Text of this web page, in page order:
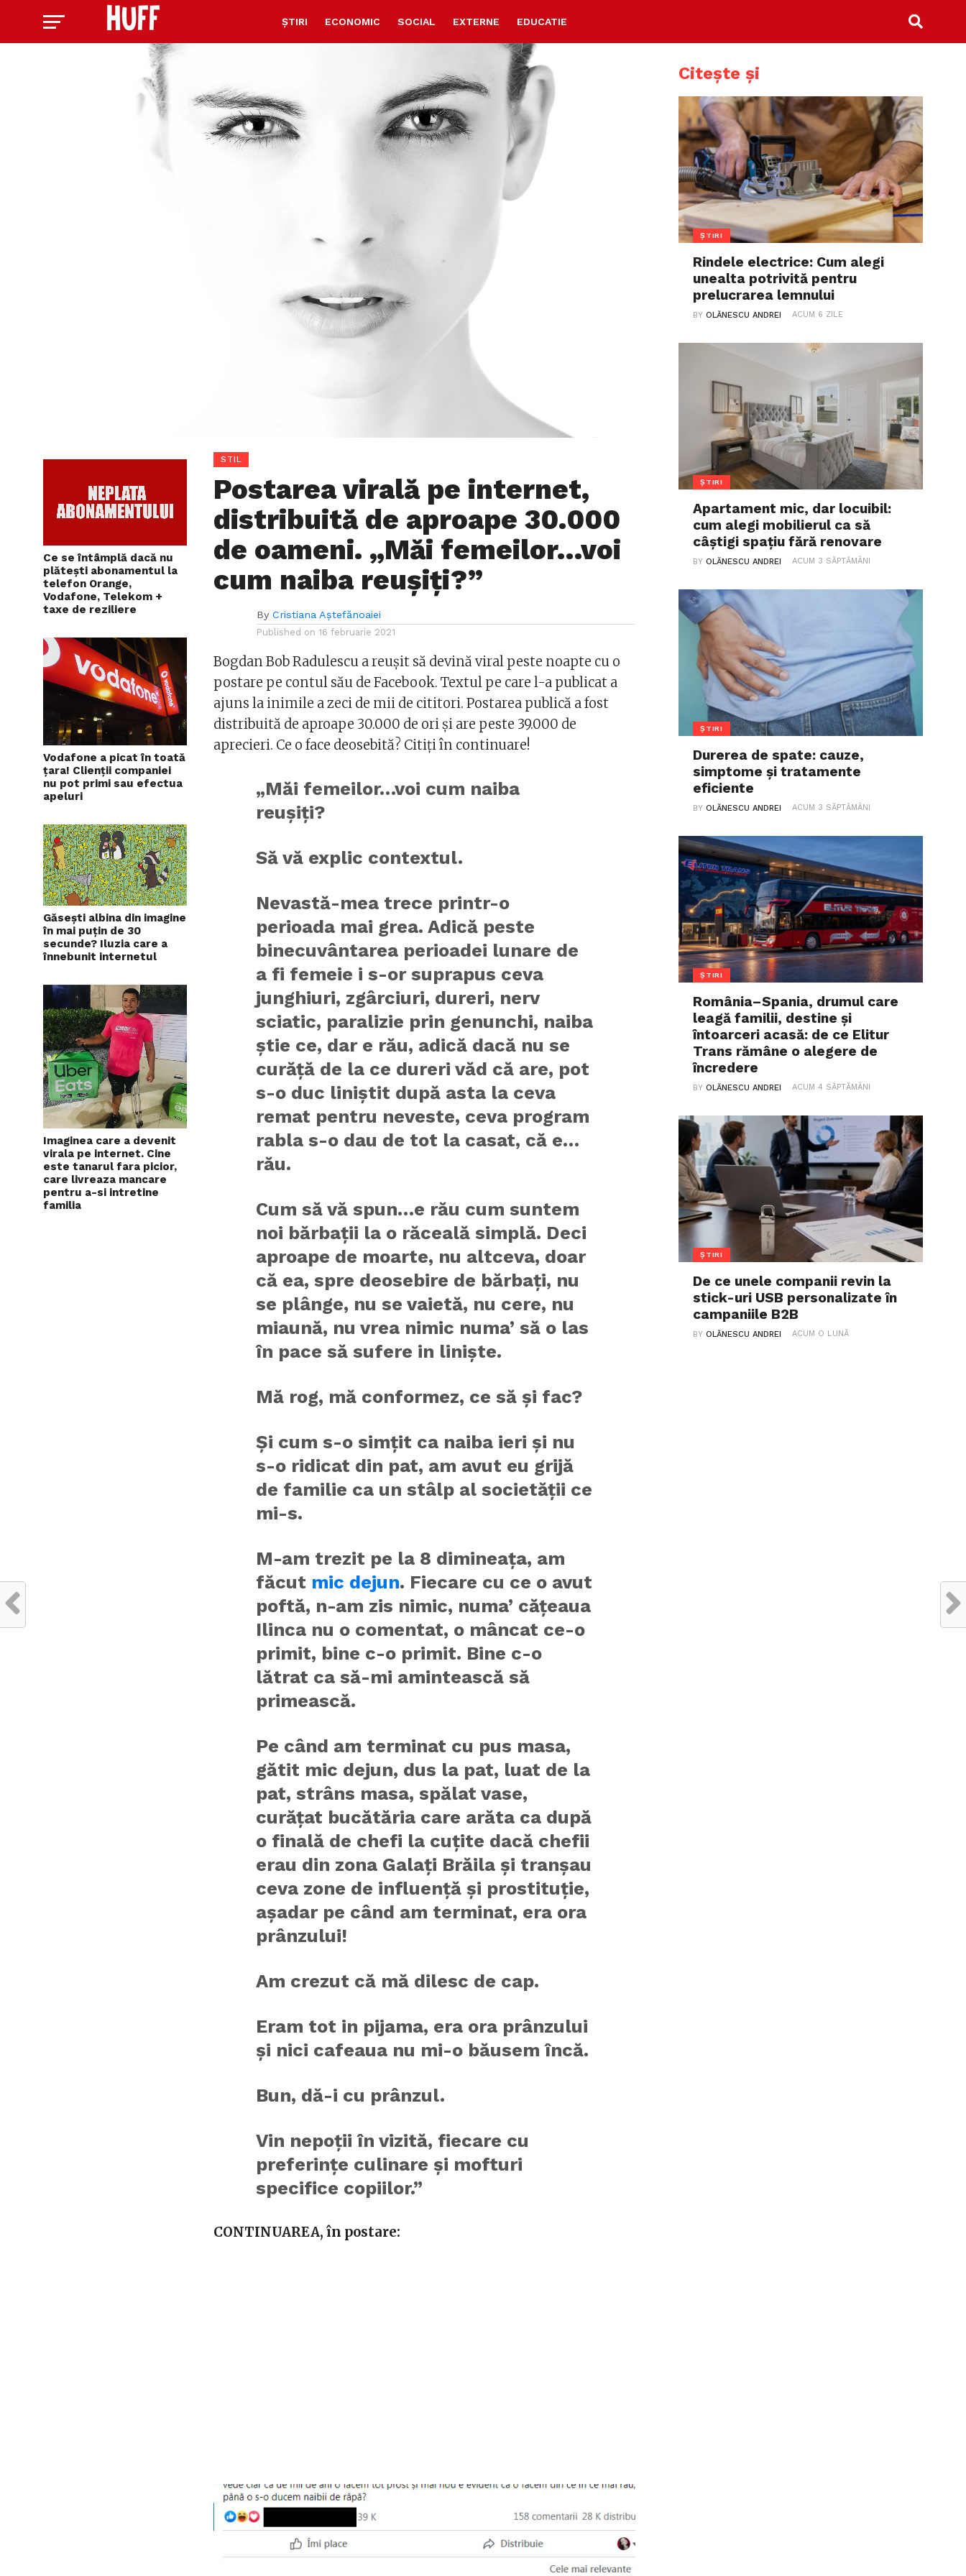
ȘTIRI ECONOMIC SOCIAL EXTERNE EDUCATIE
Ce se întâmplă dacă nu
plătești abonamentul la
telefon Orange,
Vodafone, Telekom +
taxe de reziliere
Vodafone a picat în toată
țara! Clienții companiei
nu pot primi sau efectua
apeluri
Găsești albina din imagine
în mai puțin de 30
secunde? Iluzia care a
înnebunit internetul
Imaginea care a devenit
virala pe internet. Cine
este tanarul fara picior,
care livreaza mancare
pentru a-si intretine
familia
STIL
Postarea virală pe internet,
distribuită de aproape 30.000
de oameni. „Măi femeilor…voi
cum naiba reușiți?”
By Cristiana Aștefănoaiei
Published on 16 februarie 2021
Bogdan Bob Radulescu a reușit să devină viral peste noapte cu o
postare pe contul său de Facebook. Textul pe care l-a publicat a
ajuns la inimile a zeci de mii de cititori. Postarea publică a fost
distribuită de aproape 30.000 de ori și are peste 39.000 de
aprecieri. Ce o face deosebită? Citiți în continuare!
„Măi femeilor…voi cum naiba
reușiți?
Să vă explic contextul.
Nevastă-mea trece printr-o
perioada mai grea. Adică peste
binecuvântarea perioadei lunare de
a fi femeie i s-or suprapus ceva
junghiuri, zgârciuri, dureri, nerv
sciatic, paralizie prin genunchi, naiba
știe ce, dar e rău, adică dacă nu se
curăță de la ce dureri văd că are, pot
s-o duc liniștit după asta la ceva
remat pentru neveste, ceva program
rabla s-o dau de tot la casat, că e…
rău.
Cum să vă spun…e rău cum suntem
noi bărbații la o răceală simplă. Deci
aproape de moarte, nu altceva, doar
că ea, spre deosebire de bărbați, nu
se plânge, nu se vaietă, nu cere, nu
miaună, nu vrea nimic numa’ să o las
în pace să sufere in liniște.
Mă rog, mă conformez, ce să și fac?
Și cum s-o simțit ca naiba ieri și nu
s-o ridicat din pat, am avut eu grijă
de familie ca un stâlp al societății ce
mi-s.
M-am trezit pe la 8 dimineața, am
făcut mic dejun. Fiecare cu ce o avut
poftă, n-am zis nimic, numa’ cățeaua
Ilinca nu o comentat, o mâncat ce-o
primit, bine c-o primit. Bine c-o
lătrat ca să-mi amintească să
primească.
Pe când am terminat cu pus masa,
gătit mic dejun, dus la pat, luat de la
pat, strâns masa, spălat vase,
curățat bucătăria care arăta ca după
o finală de chefi la cuțite dacă chefii
erau din zona Galați Brăila și tranșau
ceva zone de influență și prostituție,
așadar pe când am terminat, era ora
prânzului!
Am crezut că mă dilesc de cap.
Eram tot in pijama, era ora prânzului
și nici cafeaua nu mi-o băusem încă.
Bun, dă-i cu prânzul.
Vin nepoții în vizită, fiecare cu
preferințe culinare și mofturi
specifice copiilor.”
CONTINUAREA, în postare:
Citește și
ȘTIRI
Rindele electrice: Cum alegi
unealta potrivită pentru
prelucrarea lemnului
BYOLĂNESCU ANDREI ACUM 6 ZILE
ȘTIRI
Apartament mic, dar locuibil:
cum alegi mobilierul ca să
câștigi spațiu fără renovare
BYOLĂNESCU ANDREI ACUM 3 SĂPTĂMÂNI
ȘTIRI
Durerea de spate: cauze,
simptome și tratamente
eficiente
BYOLĂNESCU ANDREI ACUM 3 SĂPTĂMÂNI
ȘTIRI
România–Spania, drumul care
leagă familii, destine și
întoarceri acasă: de ce Elitur
Trans rămâne o alegere de
încredere
BYOLĂNESCU ANDREI ACUM 4 SĂPTĂMÂNI
ȘTIRI
De ce unele companii revin la
stick-uri USB personalizate în
campaniile B2B
BYOLĂNESCU ANDREI ACUM O LUNĂ